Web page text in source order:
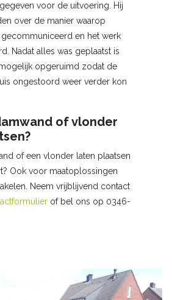
voor de uitvoering. Hij
over de manier waarop
en het werk
Nadat alles was geplaatst is
opgeruimd zodat de
ongestoord weer verder kon
of vlonder
of een vlonder laten plaatsen
Ook voor maatoplossingen
Neem vrijblijvend contact
of bel ons op 0346-